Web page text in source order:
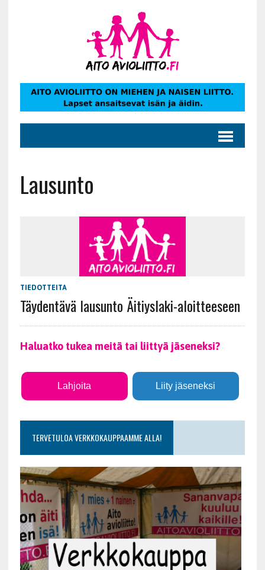
Lausunto
TIEDOTTEITA
Täydentävä lausunto Äitiyslaki-aloitteeseen
Haluatko tukea meitä tai liittyä jäseneksi?
Lahjoita Liity jäseneksi
TERVETULOA VERKKOKAUPPAAMME ALLA!